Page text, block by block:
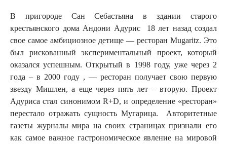
В пригороде Сан Себастьяна в здании старого
крестьянского дома Андони Адурис 18 лет назад создал
свое самое амбициозное детище — ресторан Mugaritz. Это
был рискованный экспериментальный проект, который
оказался успешным. Открытый в 1998 году, уже через 2
года – в 2000 году , — ресторан получает свою первую
звезду Мишлен, а еще через пять лет – вторую. Проект
Адуриса стал синонимом R+D, и определение «ресторан»
перестало отражать сущность Мугарица. Авторитетные
газеты журналы мира на своих страницах признали его
как самое важное гастрономическое явление на мировой